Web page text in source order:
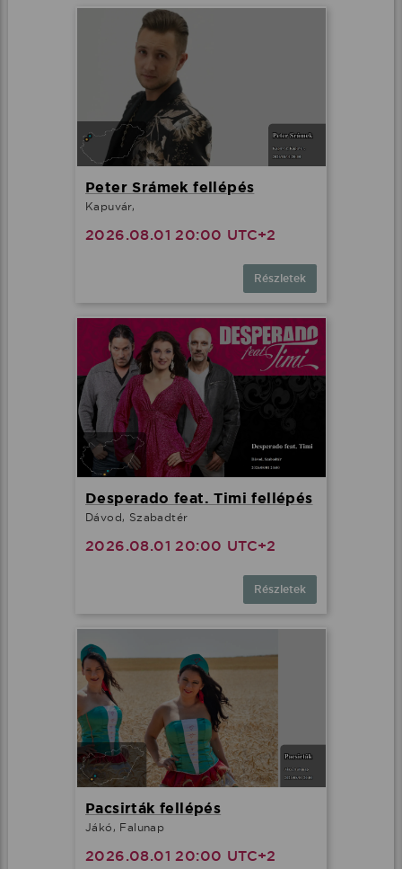
Peter Srámek fellépés
Kapuvár,
2026.08.01 20:00 UTC+2
Részletek
Desperado feat. Timi fellépés
Dávod, Szabadtér
2026.08.01 20:00 UTC+2
Részletek
Pacsirták fellépés
Jákó, Falunap
2026.08.01 20:00 UTC+2